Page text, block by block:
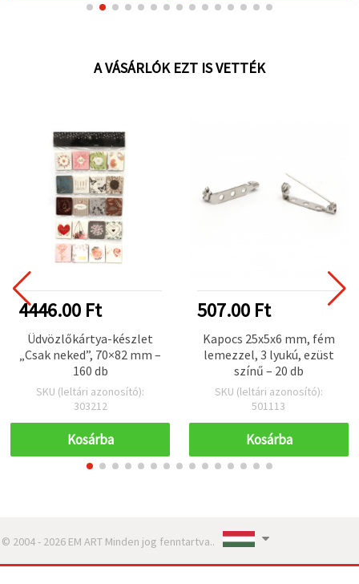
A VÁSÁRLÓK EZT IS VETTÉK
4446.00 Ft
Üdvözlőkártya-készlet
„Csak neked”, 70×82 mm –
160 db
SKU (leltári azonosító):
303212
Kosárba
507.00 Ft
Kapocs 25x5x6 mm, fém
lemezzel, 3 lyukú, ezüst
színű – 20 db
SKU (leltári azonosító):
501113
Kosárba
© 2004 - 2026 EM ART Minden jog fenntartva..